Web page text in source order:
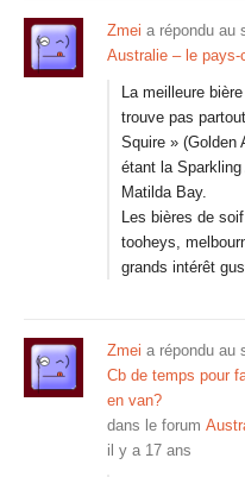
Zmei a répondu au
Australie – le pays-
La meilleure
trouve pas
Squire » (Golden
étant la
Matilda Bay.
Les bières de
tooheys,
grands intérêt
Zmei a répondu au
Cb de temps pour
en van?
dans le forum
il y a 17 ans